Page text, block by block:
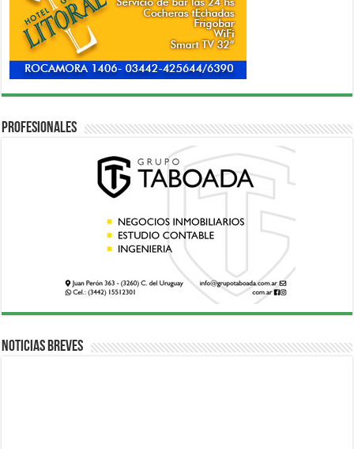
Profesionales
Noticias breves